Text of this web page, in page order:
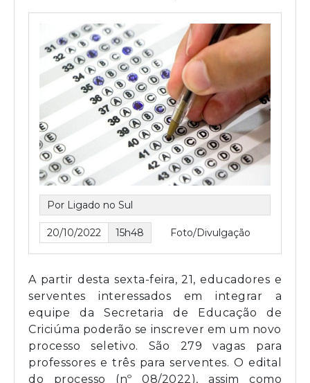
Por Ligado no Sul
20/10/2022 15h48 Foto/Divulgação
A partir desta sexta-feira, 21, educadores e
serventes interessados em integrar a
equipe da Secretaria de Educação de
Criciúma poderão se inscrever em um novo
processo seletivo. São 279 vagas para
professores e três para serventes. O edital
do processo (nº 08/2022), assim como